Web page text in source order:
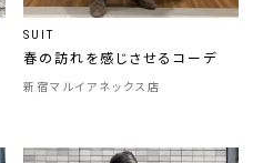
SUIT
春の訪れを感じさせるコーデ
新宿マルイアネックス店